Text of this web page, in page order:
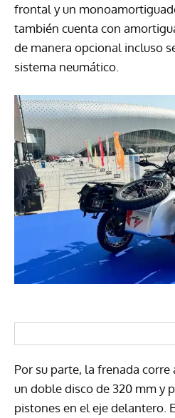
frontal y un
también cuenta con
de manera opcional incluso
sistema neumático.
Por su parte, la frenada corre
un doble disco de 320 mm y
pistones en el eje delantero.